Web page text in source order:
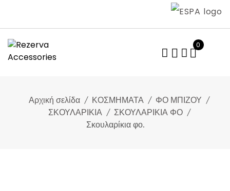
content
0
Αρχική σελίδα ΚΟΣΜΗΜΑΤΑ
ΦΟ ΜΠΙΖΟΥ
ΣΚΟΥΛΑΡΙΚΙΑ
ΣΚΟΥΛΑΡΙΚΙΑ ΦΟ
Σκουλαρίκια φο.